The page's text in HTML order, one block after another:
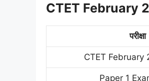
CTET February
परीक्षा
CTET February
Paper 1